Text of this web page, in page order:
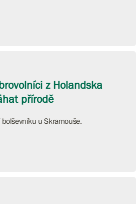
z Holandska
přírodě
u Skramouše.